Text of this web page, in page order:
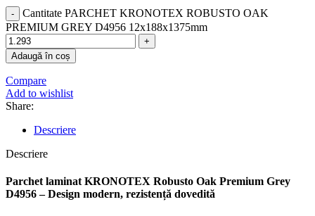
Cantitate PARCHET KRONOTEX ROBUSTO OAK
PREMIUM GREY D4956 12x188x1375mm
Adaugă în coș
Compare
Add to wishlist
Share:
Descriere
Descriere
Parchet laminat KRONOTEX Robusto Oak Premium Grey
D4956 – Design modern, rezistență dovedită